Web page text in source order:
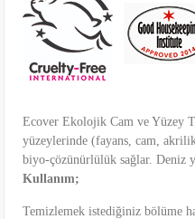
Ecover Ekolojik Cam ve Yüzey
yüzeylerinde (fayans, cam,
biyo-çözünürlülük sağlar. Deniz
Kullanım;
Temizlemek istediğiniz bölüme